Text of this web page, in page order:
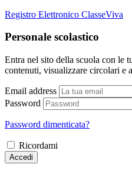
Registro Elettronico ClasseViva
Personale scolastico
Entra nel sito della scuola con le
contenuti, visualizzare circolari e
Email address
Password
Password dimenticata?
Ricordami
Accedi